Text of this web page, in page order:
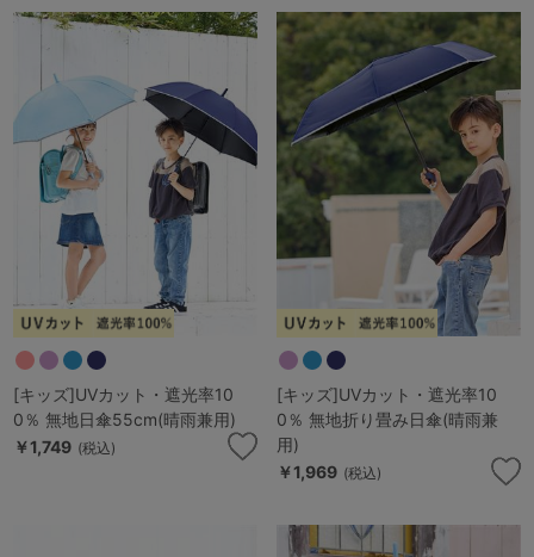
[キッズ]UVカット・遮光率10
0％ 無地日傘55cm(晴雨兼用)
￥1,749 (税込)
[キッズ]UVカット・遮光率10
0％ 無地折り畳み日傘(晴雨兼
用)
￥1,969 (税込)